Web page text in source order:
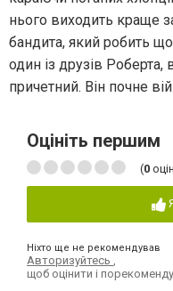
нього виходить краще
бандита, який робить
один із друзів Роберта,
причетний. Він почне
Оцініть першим
(0
Ніхто ще не рекомендував
Авторизуйтесь ,
щоб оцінити і